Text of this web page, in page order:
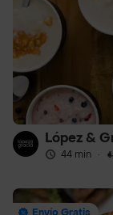
López &
44 min ·